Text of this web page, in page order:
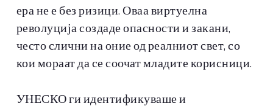
ера не е без ризици. Оваа виртуелна
револуција создаде опасности и закани,
често слични на оние од реалниот свет, со
кои мораат да се соочат младите корисници.
УНЕСКО ги идентификуваше и